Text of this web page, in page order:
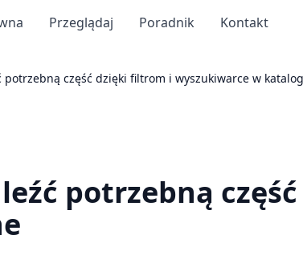
Przeglądaj Poradnik Kontakt
potrzebną część dzięki filtrom i wyszukiwarce w
potrzebną